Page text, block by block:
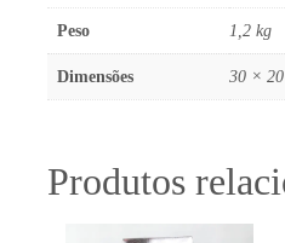
Peso 1,2 kg
Dimensões 30 ×
Produtos